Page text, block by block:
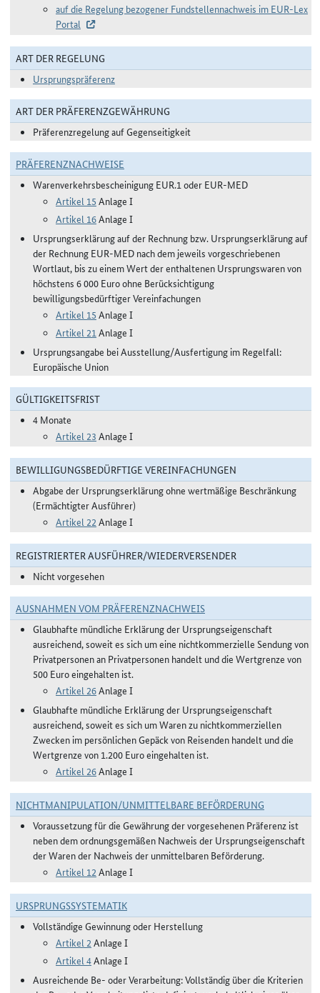
auf die Regelung bezogener Fundstellennachweis im EUR-Lex
Portal
ART DER REGELUNG
Ursprungspräferenz
ART DER PRÄFERENZGEWÄHRUNG
Präferenzregelung auf Gegenseitigkeit
PRÄFERENZNACHWEISE
Warenverkehrsbescheinigung EUR.1 oder EUR-MED
Artikel 15 Anlage I
Artikel 16Anlage I
Ursprungserklärung auf der Rechnung bzw. Ursprungserklärung auf
der Rechnung EUR-MED nach dem jeweils vorgeschriebenen
Wortlaut, bis zu einem Wert der enthaltenen Ursprungswaren von
höchstens 6 000 Euro ohne Berücksichtigung
bewilligungsbedürftiger Vereinfachungen
Artikel 15 Anlage I
Artikel 21Anlage I
Ursprungsangabe bei Ausstellung/Ausfertigung im Regelfall:
Europäische Union
GÜLTIGKEITSFRIST
4 Monate
Artikel 23 Anlage I
BEWILLIGUNGSBEDÜRFTIGE VEREINFACHUNGEN
Abgabe der Ursprungserklärung ohne wertmäßige Beschränkung
(Ermächtigter Ausführer)
Artikel 22 Anlage I
REGISTRIERTER AUSFÜHRER/WIEDERVERSENDER
Nicht vorgesehen
AUSNAHMEN VOM PRÄFERENZNACHWEIS
Glaubhafte mündliche Erklärung der Ursprungseigenschaft
ausreichend, soweit es sich um eine nichtkommerzielle Sendung von
Privatpersonen an Privatpersonen handelt und die Wertgrenze von
500 Euro eingehalten ist.
Artikel 26Anlage I
Glaubhafte mündliche Erklärung der Ursprungseigenschaft
ausreichend, soweit es sich um Waren zu nichtkommerziellen
Zwecken im persönlichen Gepäck von Reisenden handelt und die
Wertgrenze von 1.200 Euro eingehalten ist.
Artikel 26Anlage I
NICHTMANIPULATION/UNMITTELBARE BEFÖRDERUNG
Voraussetzung für die Gewährung der vorgesehenen Präferenz ist
neben dem ordnungsgemäßen Nachweis der Ursprungseigenschaft
der Waren der Nachweis der unmittelbaren Beförderung.
Artikel 12 Anlage I
URSPRUNGSSYSTEMATIK
Vollständige Gewinnung oder Herstellung
Artikel 2 Anlage I
Artikel 4Anlage I
Ausreichende Be- oder Verarbeitung: Vollständig über die Kriterien